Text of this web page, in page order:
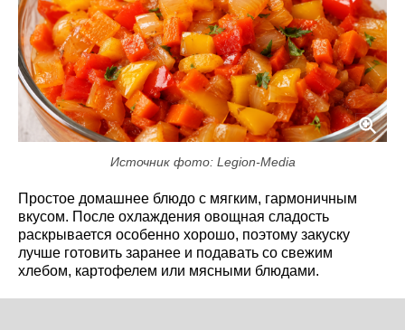
Источник фото: Legion-Media
Простое домашнее блюдо с мягким, гармоничным
вкусом. После охлаждения овощная сладость
раскрывается особенно хорошо, поэтому закуску
лучше готовить заранее и подавать со свежим
хлебом, картофелем или мясными блюдами.